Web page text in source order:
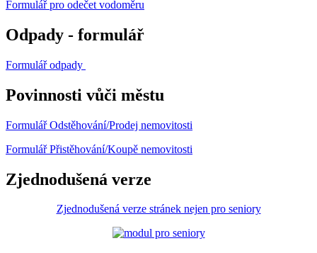
Formulář pro odečet vodoměru
Odpady - formulář
Formulář odpady
Povinnosti vůči městu
Formulář Odstěhování/Prodej nemovitosti
Formulář Přistěhování/Koupě nemovitosti
Zjednodušená verze
Zjednodušená verze stránek nejen pro seniory